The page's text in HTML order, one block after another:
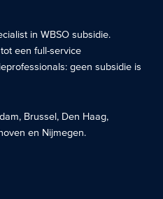
inWBSO subsidie.
een full-service
geen subsidie is
, Brussel, Den Haag,
en Nijmegen.